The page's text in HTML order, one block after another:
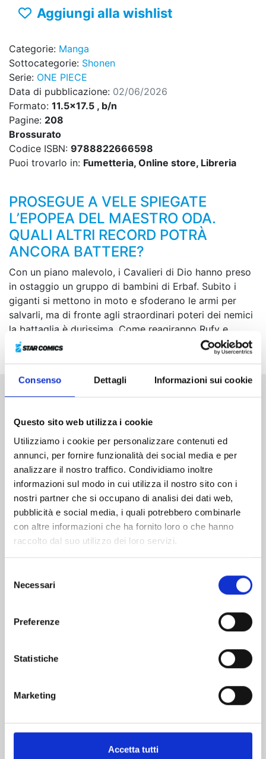
Consenso Dettagli Informazioni sui cookie
Questo sito web utilizza i cookie
Utilizziamo i cookie per personalizzare contenuti ed
annunci, per fornire funzionalità dei social media e per
analizzare il nostro traffico. Condividiamo inoltre
informazioni sul modo in cui utilizza il nostro sito con i
nostri partner che si occupano di analisi dei dati web,
pubblicità e social media, i quali potrebbero combinarle
con altre informazioni che ha fornito loro o che hanno
raccolto dal suo utilizzo dei loro servizi.
delNecessari
Preferenze
Statistiche
Marketing
Accetta tutti
Aggiungi alla wishlist
Categorie: Manga
Sottocategorie: Shonen
Serie: ONE PIECE
Data di pubblicazione: 02/06/2026
Formato: 11.5x17.5 , b/n
Pagine: 208
Brossurato
Codice ISBN: 9788822666598
Puoi trovarlo in: Fumetteria, Online store, Libreria
PROSEGUE A VELE SPIEGATE
L’EPOPEA DEL MAESTRO ODA.
QUALI ALTRI RECORD POTRÀ
ANCORA BATTERE?
Con un piano malevolo, i Cavalieri di Dio hanno preso
in ostaggio un gruppo di bambini di Erbaf. Subito i
giganti si mettono in moto e sfoderano le armi per
salvarli, ma di fronte agli straordinari poteri dei nemici
la battaglia è durissima. Come reagiranno Rufy e
compagni di fronte a una minaccia di tale portata?!
Altri volumi della serie
Mostra tutto